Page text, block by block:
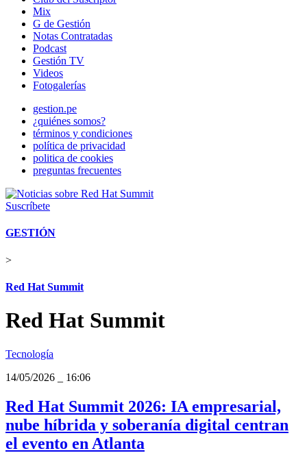
Mix
G de Gestión
Notas Contratadas
Podcast
Gestión TV
Videos
Fotogalerías
gestion.pe
¿quiénes somos?
términos y condiciones
política de privacidad
politica de cookies
preguntas frecuentes
Suscríbete
GESTIÓN
>
Red Hat Summit
Red Hat Summit
Tecnología
14/05/2026
16:06
Red Hat Summit 2026: IA empresarial,
nube híbrida y soberanía digital centran
el evento en Atlanta